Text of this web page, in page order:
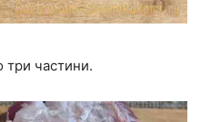
три частини.